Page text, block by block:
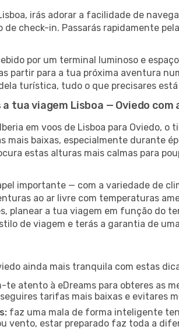
irás adorar a facilidade de
de check-in. Passarás rapidamente
por um terminal luminoso e
partir para a tua próxima aventura
turística, tudo o que precisares
tua viagem Lisboa — Oviedo com
em voos de Lisboa para Oviedo,
mais baixas, especialmente durante
estas alturas mais calmas para
importante — com a variedade de
ao ar livre com temperaturas
planear a tua viagem em função do
de viagem e terás a garantia de
ainda mais tranquila com estas
te atento à eDreams para obteres as
tarifas mais baixas e evitares
faz uma mala de forma inteligente
vento, estar preparado faz toda a